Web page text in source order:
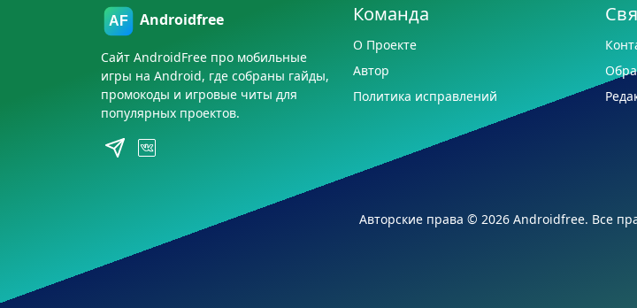
Androidfree
Сайт AndroidFree про мобильные
игры на Android, где собраны гайды,
промокоды и игровые читы для
популярных проектов.
Команда
О Проекте
Автор
Политика исправлений
Авторские права © 2026 Androidfree. Все